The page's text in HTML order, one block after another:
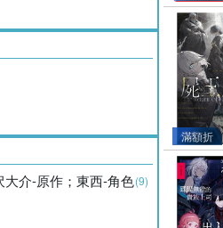
介-原作；東西-角色(9)
滿額折